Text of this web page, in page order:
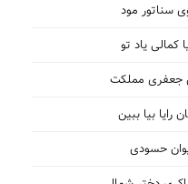
سناتور مود
کمالی یاد تو
جعفری مملکت
رایا بیا ببین
حسودی